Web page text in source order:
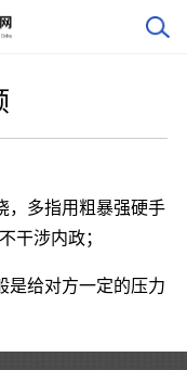
多指用粗暴强硬手
干涉内政；
给对方一定的压力